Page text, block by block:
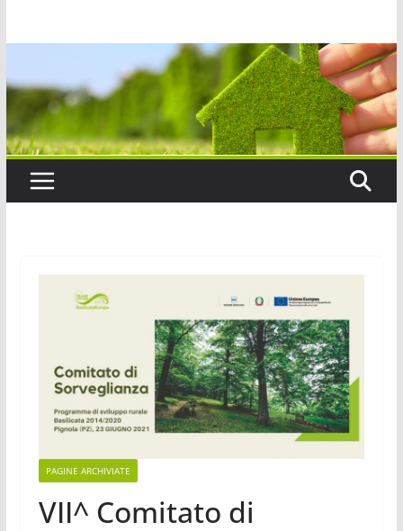
PAGINE ARCHIVIATE
VII^ Comitato di